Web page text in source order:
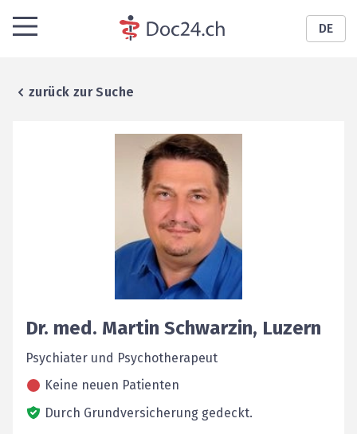
DE
zurück zur Suche
Dr. med. Martin Schwarzin, Luzern
Psychiater und Psychotherapeut
Keine neuen Patienten
Durch Grundversicherung gedeckt.